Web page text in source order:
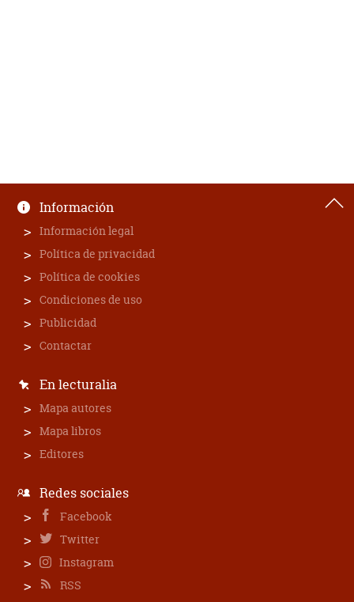
Información
Información legal
Política de privacidad
Política de cookies
Condiciones de uso
Publicidad
Contactar
En lecturalia
Mapa autores
Mapa libros
Editores
Redes sociales
Facebook
Twitter
Instagram
RSS